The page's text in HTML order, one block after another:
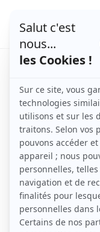
5
kiné
paradmin| Jan
Un kiné du sport
aide les sportifs
Il contribue
performances. Il
blessures /
fournit des